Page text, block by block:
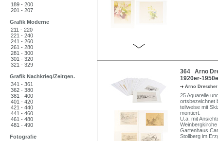
189 - 200
201 - 207
Grafik Moderne
211 - 220
221 - 240
241 - 260
261 - 280
281 - 300
301 - 320
321 - 329
Grafik Nachkrieg/Zeitgen.
341 - 361
362 - 380
381 - 400
401 - 420
421 - 440
441 - 460
461 - 480
481 - 490
Fotografie
364 Arno
1920er-
Arno
25 Aquarelle
ortsbezeichnet
teilweise mit
montiert.
U.a. mit
Gartenhaus
Stollberg im